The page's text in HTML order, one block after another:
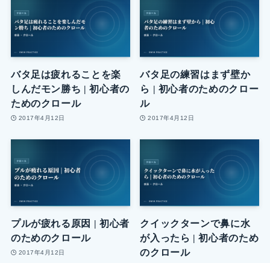
バタ足は疲れることを楽
しんだモン勝ち | 初心者の
ためのクロール
2017年4月12日
バタ足の練習はまず壁か
ら | 初心者のためのクロー
ル
2017年4月12日
プルが疲れる原因 | 初心者
のためのクロール
2017年4月12日
クイックターンで鼻に水
が入ったら | 初心者のため
のクロール